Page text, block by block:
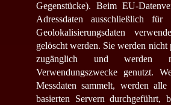
Gegenstücke). Beim EU-
Adressdaten ausschließlich
Geolokalisierungsdaten
gelöscht werden. Sie werden
zugänglich und werden
Verwendungszwecke genutzt.
Messdaten sammelt, werden
basierten Servern durchgeführt,